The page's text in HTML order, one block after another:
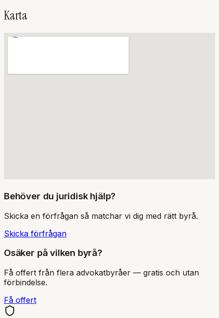
Karta
Behöver du juridisk hjälp?
Skicka en förfrågan så matchar vi dig med rätt byrå.
Skicka förfrågan
Osäker på vilken byrå?
Få offert från flera advokatbyråer — gratis och utan
förbindelse.
Få offert